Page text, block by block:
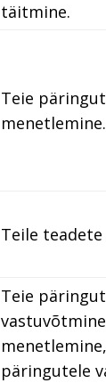
täitmine.
Teie
menetlemine.
Teile
Teie
päringutele